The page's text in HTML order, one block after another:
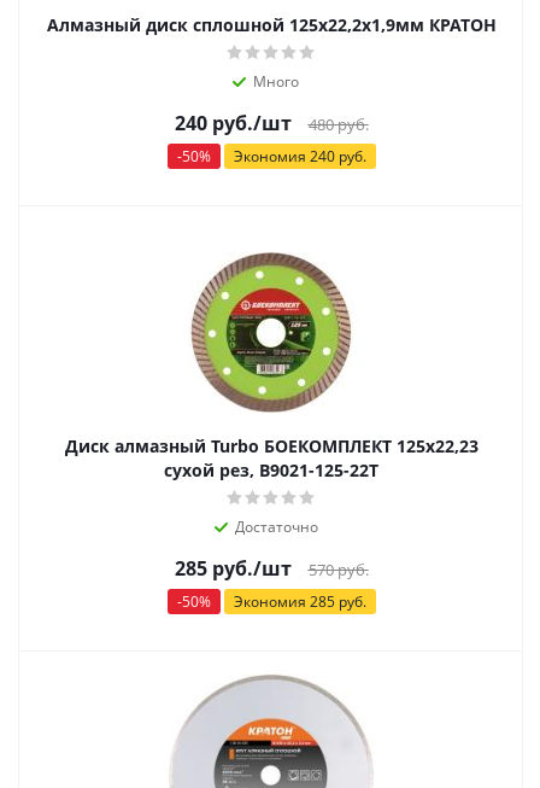
Алмазный диск сплошной 125х22,2х1,9мм КРАТОН
Много
240руб./шт 480руб.
-50% Экономия 240руб.
Диск алмазный Turbo БОЕКОМПЛЕКТ 125x22,23
сухой рез, B9021-125-22T
Достаточно
285руб./шт 570руб.
-50% Экономия 285руб.